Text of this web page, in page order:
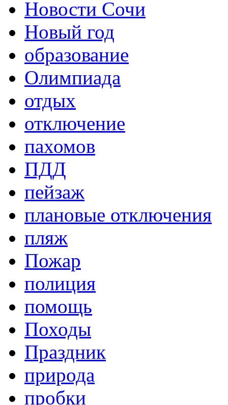
Новости Сочи
Новый год
образование
Олимпиада
отдых
отключение
пахомов
ПДД
пейзаж
плановые отключения
пляж
Пожар
полиция
помощь
Походы
Праздник
природа
пробки